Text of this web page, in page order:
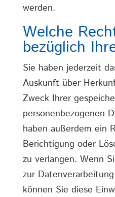
werden.
Welche
bezüglich
Sie haben jederzeit
Auskunft über
Zweck Ihrer
personenbezogenen
haben außerdem ein
Berichtigung oder
zu verlangen. Wenn
zur
können Sie diese